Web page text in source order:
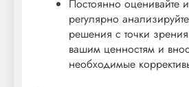
Постоянно оценивайте
регулярно
решения с точки зрения
вашим ценностям и
необходимые